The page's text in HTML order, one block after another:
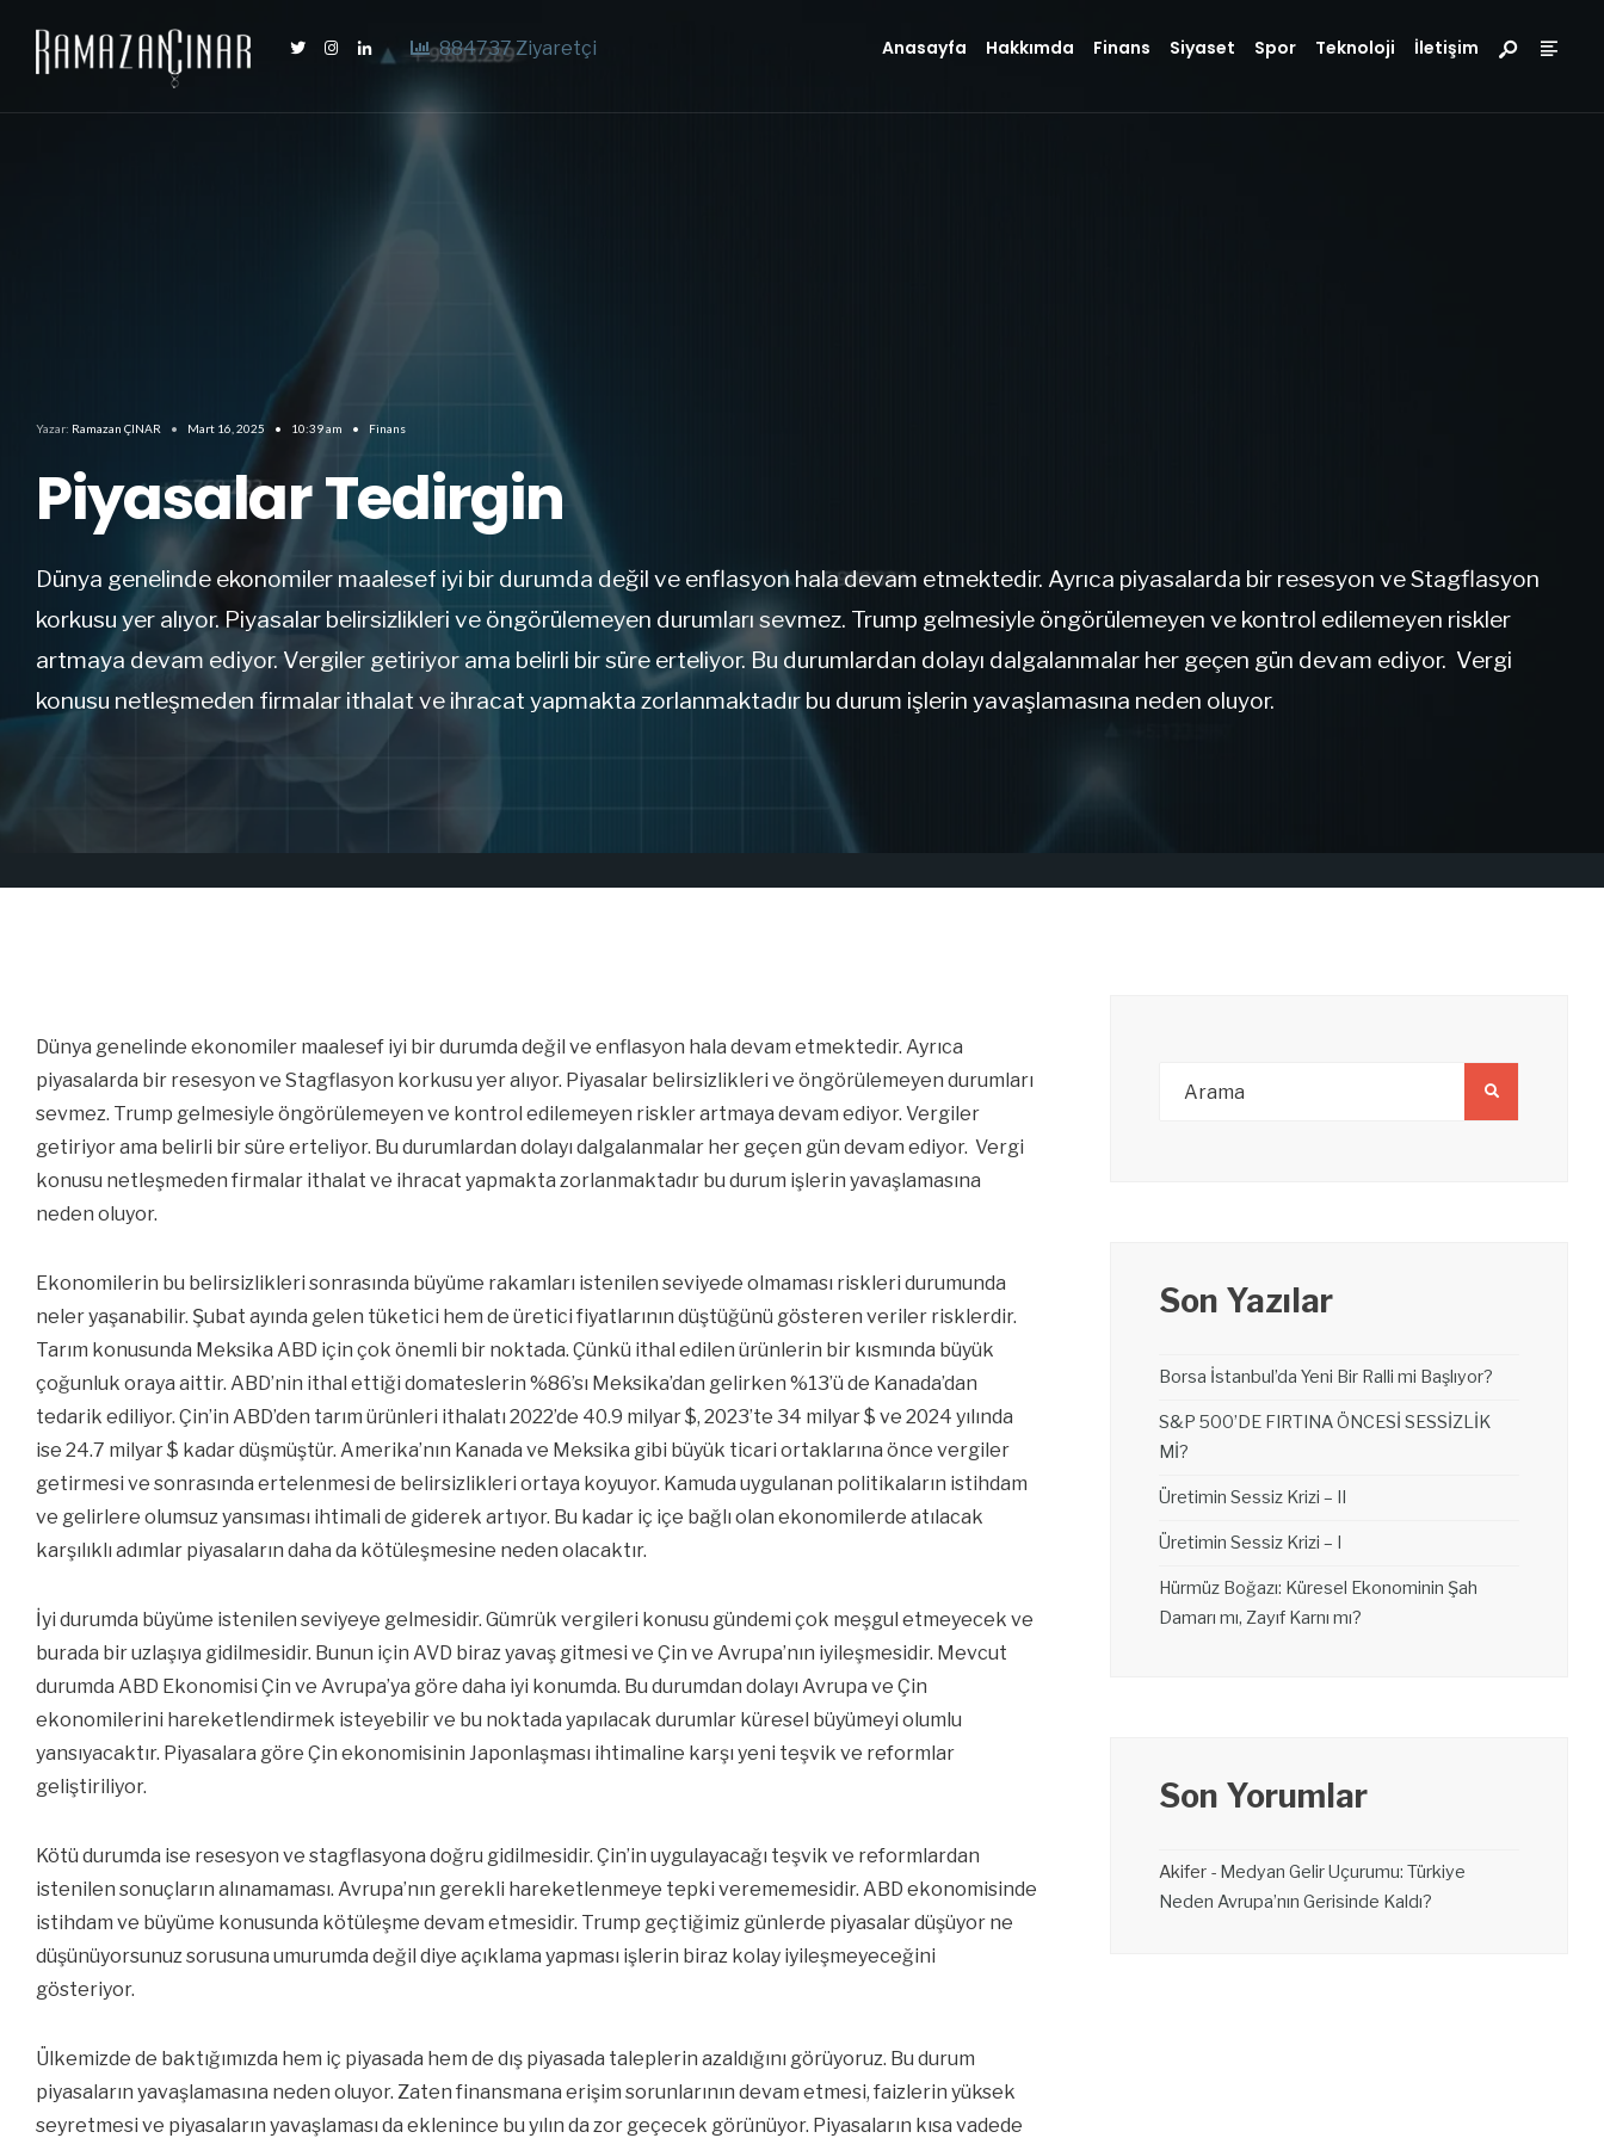
884737 Ziyaretçi Anasayfa Hakkımda Finans Siyaset Spor Teknoloji İletişim
Yazar: Ramazan ÇINAR • Mart 16, 2025 • 10:39 am • Finans
Piyasalar Tedirgin
Dünya genelinde ekonomiler maalesef iyi bir durumda değil ve enflasyon hala devam etmektedir. Ayrıca piyasalarda bir resesyon ve Stagflasyon
korkusu yer alıyor. Piyasalar belirsizlikleri ve öngörülemeyen durumları sevmez. Trump gelmesiyle öngörülemeyen ve kontrol edilemeyen riskler
artmaya devam ediyor. Vergiler getiriyor ama belirli bir süre erteliyor. Bu durumlardan dolayı dalgalanmalar her geçen gün devam ediyor. Vergi
konusu netleşmeden firmalar ithalat ve ihracat yapmakta zorlanmaktadır bu durum işlerin yavaşlamasına neden oluyor.
Dünya genelinde ekonomiler maalesef iyi bir durumda değil ve enflasyon hala devam etmektedir. Ayrıca
piyasalarda bir resesyon ve Stagflasyon korkusu yer alıyor. Piyasalar belirsizlikleri ve öngörülemeyen durumları
sevmez. Trump gelmesiyle öngörülemeyen ve kontrol edilemeyen riskler artmaya devam ediyor. Vergiler
getiriyor ama belirli bir süre erteliyor. Bu durumlardan dolayı dalgalanmalar her geçen gün devam ediyor. Vergi
konusu netleşmeden firmalar ithalat ve ihracat yapmakta zorlanmaktadır bu durum işlerin yavaşlamasına
neden oluyor.
Ekonomilerin bu belirsizlikleri sonrasında büyüme rakamları istenilen seviyede olmaması riskleri durumunda
neler yaşanabilir. Şubat ayında gelen tüketici hem de üretici fiyatlarının düştüğünü gösteren veriler risklerdir.
Tarım konusunda Meksika ABD için çok önemli bir noktada. Çünkü ithal edilen ürünlerin bir kısmında büyük
çoğunluk oraya aittir. ABD’nin ithal ettiği domateslerin %86’sı Meksika’dan gelirken %13’ü de Kanada’dan
tedarik ediliyor. Çin’in ABD’den tarım ürünleri ithalatı 2022’de 40.9 milyar $, 2023’te 34 milyar $ ve 2024 yılında
ise 24.7 milyar $ kadar düşmüştür. Amerika’nın Kanada ve Meksika gibi büyük ticari ortaklarına önce vergiler
getirmesi ve sonrasında ertelenmesi de belirsizlikleri ortaya koyuyor. Kamuda uygulanan politikaların istihdam
ve gelirlere olumsuz yansıması ihtimali de giderek artıyor. Bu kadar iç içe bağlı olan ekonomilerde atılacak
karşılıklı adımlar piyasaların daha da kötüleşmesine neden olacaktır.
İyi durumda büyüme istenilen seviyeye gelmesidir. Gümrük vergileri konusu gündemi çok meşgul etmeyecek ve
burada bir uzlaşıya gidilmesidir. Bunun için AVD biraz yavaş gitmesi ve Çin ve Avrupa’nın iyileşmesidir. Mevcut
durumda ABD Ekonomisi Çin ve Avrupa’ya göre daha iyi konumda. Bu durumdan dolayı Avrupa ve Çin
ekonomilerini hareketlendirmek isteyebilir ve bu noktada yapılacak durumlar küresel büyümeyi olumlu
yansıyacaktır. Piyasalara göre Çin ekonomisinin Japonlaşması ihtimaline karşı yeni teşvik ve reformlar
geliştiriliyor.
Kötü durumda ise resesyon ve stagflasyona doğru gidilmesidir. Çin’in uygulayacağı teşvik ve reformlardan
istenilen sonuçların alınamaması. Avrupa’nın gerekli hareketlenmeye tepki verememesidir. ABD ekonomisinde
istihdam ve büyüme konusunda kötüleşme devam etmesidir. Trump geçtiğimiz günlerde piyasalar düşüyor ne
düşünüyorsunuz sorusuna umurumda değil diye açıklama yapması işlerin biraz kolay iyileşmeyeceğini
gösteriyor.
Ülkemizde de baktığımızda hem iç piyasada hem de dış piyasada taleplerin azaldığını görüyoruz. Bu durum
piyasaların yavaşlamasına neden oluyor. Zaten finansmana erişim sorunlarının devam etmesi, faizlerin yüksek
seyretmesi ve piyasaların yavaşlaması da eklenince bu yılın da zor geçecek görünüyor. Piyasaların kısa vadede
Son Yazılar
Borsa İstanbul’da Yeni Bir Ralli mi Başlıyor?
S&P 500’DE FIRTINA ÖNCESİ SESSİZLİK
Mİ?
Üretimin Sessiz Krizi – II
Üretimin Sessiz Krizi – I
Hürmüz Boğazı: Küresel Ekonominin Şah
Damarı mı, Zayıf Karnı mı?
Son Yorumlar
Akifer - Medyan Gelir Uçurumu: Türkiye
Neden Avrupa’nın Gerisinde Kaldı?